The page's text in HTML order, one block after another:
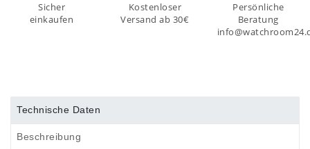
Sicher
einkaufen
Kostenloser
Versand ab 30€
Persönliche
Beratung
Technische Daten
Beschreibung